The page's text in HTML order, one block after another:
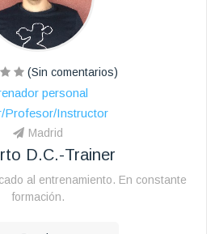
(Sin comentarios)
personal
Profesor/Instructor
Madrid
D.c.-Trainer
al entrenamiento. En constante
formación.